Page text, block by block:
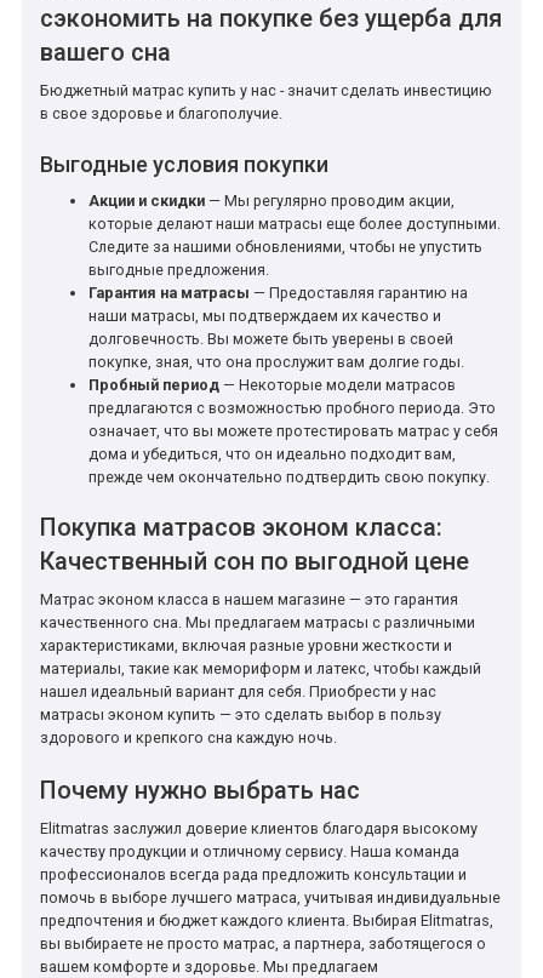
сэкономить на покупке без ущерба для
вашего сна
Бюджетный матрас купить у нас - значит сделать инвестицию
в свое здоровье и благополучие.
Выгодные условия покупки
Акции и скидки — Мы регулярно проводим акции,
которые делают наши матрасы еще более доступными.
Следите за нашими обновлениями, чтобы не упустить
выгодные предложения.
Гарантия на матрасы — Предоставляя гарантию на
наши матрасы, мы подтверждаем их качество и
долговечность. Вы можете быть уверены в своей
покупке, зная, что она прослужит вам долгие годы.
Пробный период — Некоторые модели матрасов
предлагаются с возможностью пробного периода. Это
означает, что вы можете протестировать матрас у себя
дома и убедиться, что он идеально подходит вам,
прежде чем окончательно подтвердить свою покупку.
Покупка матрасов эконом класса:
Качественный сон по выгодной цене
Матрас эконом класса в нашем магазине — это гарантия
качественного сна. Мы предлагаем матрасы с различными
характеристиками, включая разные уровни жесткости и
материалы, такие как мемориформ и латекс, чтобы каждый
нашел идеальный вариант для себя. Приобрести у нас
матрасы эконом купить — это сделать выбор в пользу
здорового и крепкого сна каждую ночь.
Почему нужно выбрать нас
Elitmatras заслужил доверие клиентов благодаря высокому
качеству продукции и отличному сервису. Наша команда
профессионалов всегда рада предложить консультации и
помочь в выборе лучшего матраса, учитывая индивидуальные
предпочтения и бюджет каждого клиента. Выбирая Elitmatras,
вы выбираете не просто матрас, а партнера, заботящегося о
вашем комфорте и здоровье. Мы предлагаем